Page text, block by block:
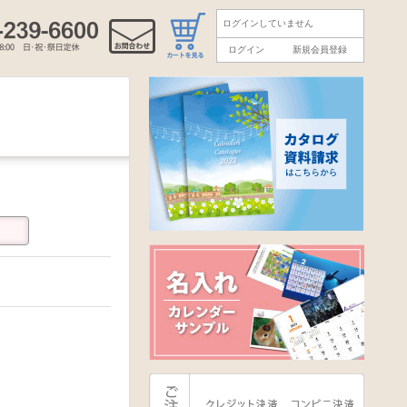
ログインしていません
ログイン 新規会員登録